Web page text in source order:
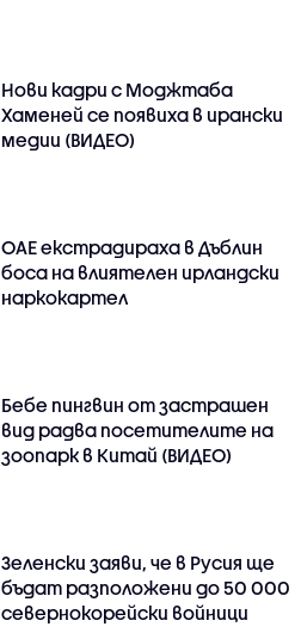
Нови кадри с Моджтаба
Хаменей се появиха в ирански
медии (ВИДЕО)
ОАЕ екстрадираха в Дъблин
боса на влиятелен ирландски
наркокартел
Бебе пингвин от застрашен
вид радва посетителите на
зоопарк в Китай (ВИДЕО)
Зеленски заяви, че в Русия ще
бъдат разположени до 50 000
севернокорейски войници